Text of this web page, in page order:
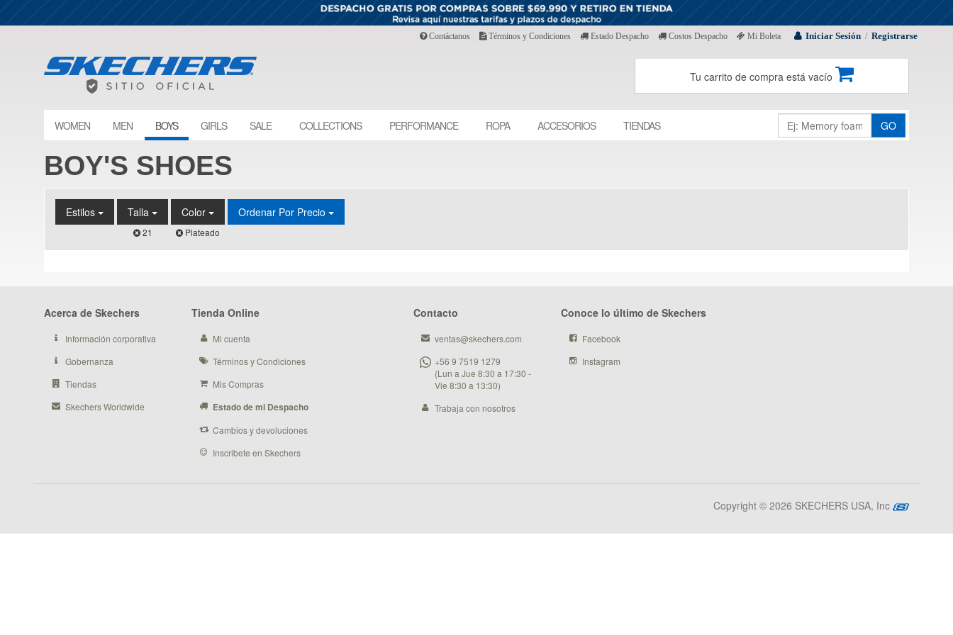
Iniciar Sesión / Registrarse
Contáctanos Términos y Condiciones Estado Despacho Costos Despacho Mi Boleta
Tu carrito de compra está vacío
WOMEN MEN BOYS GIRLS SALE COLLECTIONS PERFORMANCE ROPA ACCESORIOS TIENDAS GO
BOY'S SHOES
Estilos Talla
21
Color
Plateado
Ordenar Por Precio
Acerca de Skechers
Información corporativa
Gobernanza
Tiendas
Skechers Worldwide
Tienda Online
Mi cuenta
Términos y Condiciones
Mis Compras
Estado de mi Despacho
Cambios y devoluciones
Inscribete en Skechers
Contacto
ventas@skechers.com
+56 9 7519 1279
(Lun a Jue 8:30 a 17:30 -
Vie 8:30 a 13:30)
Trabaja con nosotros
Conoce lo último de Skechers
Facebook
Instagram
Copyright © 2026 SKECHERS USA, Inc